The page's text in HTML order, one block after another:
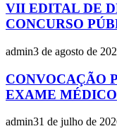
VII EDITAL DE
CONCURSO
admin3 de agosto de
CONVOCAÇÃO
EXAME MÉDICO
admin31 de julho de